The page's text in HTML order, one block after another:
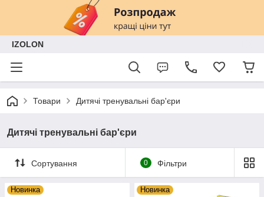
IZOLON
Товари Дитячі тренувальні бар'єри
Дитячі тренувальні бар'єри
Сортування 0 Фільтри
Новинка Новинка